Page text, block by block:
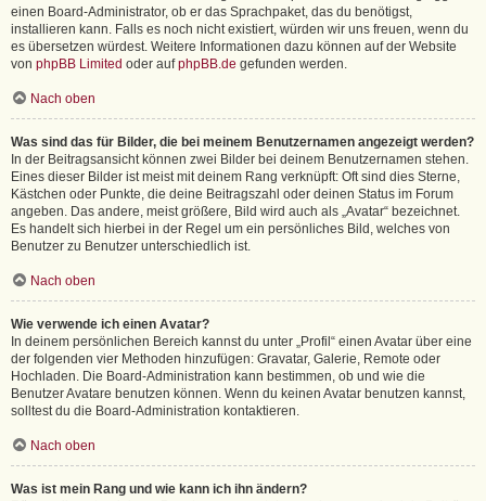
einen Board-Administrator, ob er das Sprachpaket, das du benötigst,
installieren kann. Falls es noch nicht existiert, würden wir uns freuen, wenn du
es übersetzen würdest. Weitere Informationen dazu können auf der Website
von phpBB Limited oder aufphpBB.de gefunden werden.
Nach oben
Was sind das für Bilder, die bei meinem Benutzernamen angezeigt werden?
In der Beitragsansicht können zwei Bilder bei deinem Benutzernamen stehen.
Eines dieser Bilder ist meist mit deinem Rang verknüpft: Oft sind dies Sterne,
Kästchen oder Punkte, die deine Beitragszahl oder deinen Status im Forum
angeben. Das andere, meist größere, Bild wird auch als „Avatar“ bezeichnet.
Es handelt sich hierbei in der Regel um ein persönliches Bild, welches von
Benutzer zu Benutzer unterschiedlich ist.
Nach oben
Wie verwende ich einen Avatar?
In deinem persönlichen Bereich kannst du unter „Profil“ einen Avatar über eine
der folgenden vier Methoden hinzufügen: Gravatar, Galerie, Remote oder
Hochladen. Die Board-Administration kann bestimmen, ob und wie die
Benutzer Avatare benutzen können. Wenn du keinen Avatar benutzen kannst,
solltest du die Board-Administration kontaktieren.
Nach oben
Was ist mein Rang und wie kann ich ihn ändern?